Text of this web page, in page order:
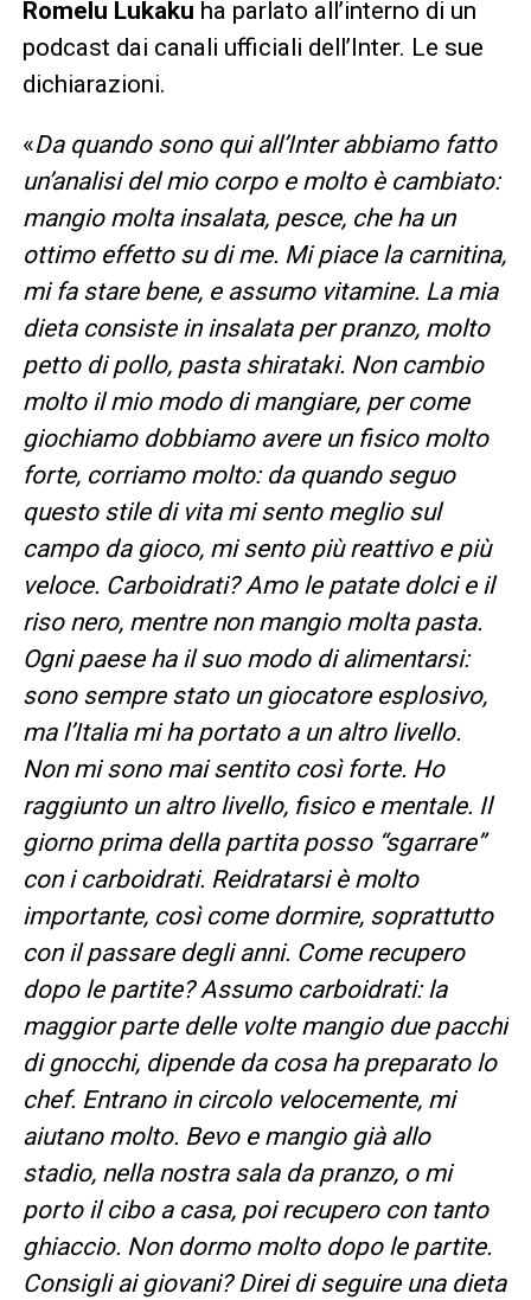
Romelu Lukaku ha parlato all’interno di un
podcast dai canali ufficiali dell’Inter. Le sue
dichiarazioni.
«Da quando sono qui all’Inter abbiamo fatto
un’analisi del mio corpo e molto è cambiato:
mangio molta insalata, pesce, che ha un
ottimo effetto su di me. Mi piace la carnitina,
mi fa stare bene, e assumo vitamine. La mia
dieta consiste in insalata per pranzo, molto
petto di pollo, pasta shirataki. Non cambio
molto il mio modo di mangiare, per come
giochiamo dobbiamo avere un fisico molto
forte, corriamo molto: da quando seguo
questo stile di vita mi sento meglio sul
campo da gioco, mi sento più reattivo e più
veloce. Carboidrati? Amo le patate dolci e il
riso nero, mentre non mangio molta pasta.
Ogni paese ha il suo modo di alimentarsi:
sono sempre stato un giocatore esplosivo,
ma l’Italia mi ha portato a un altro livello.
Non mi sono mai sentito così forte. Ho
raggiunto un altro livello, fisico e mentale. Il
giorno prima della partita posso “sgarrare”
con i carboidrati. Reidratarsi è molto
importante, così come dormire, soprattutto
con il passare degli anni. Come recupero
dopo le partite? Assumo carboidrati: la
maggior parte delle volte mangio due pacchi
di gnocchi, dipende da cosa ha preparato lo
chef. Entrano in circolo velocemente, mi
aiutano molto. Bevo e mangio già allo
stadio, nella nostra sala da pranzo, o mi
porto il cibo a casa, poi recupero con tanto
ghiaccio. Non dormo molto dopo le partite.
Consigli ai giovani? Direi di seguire una dieta